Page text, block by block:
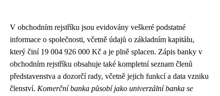
V obchodním rejstříku jsou evidovány veškeré podstatné
informace o společnosti, včetně údajů o základním kapitálu,
který činí 19 004 926 000 Kč a je plně splacen. Zápis banky v
obchodním rejstříku obsahuje také kompletní seznam členů
představenstva a dozorčí rady, včetně jejich funkcí a data vzniku
členství. Komerční banka působí jako univerzální banka se